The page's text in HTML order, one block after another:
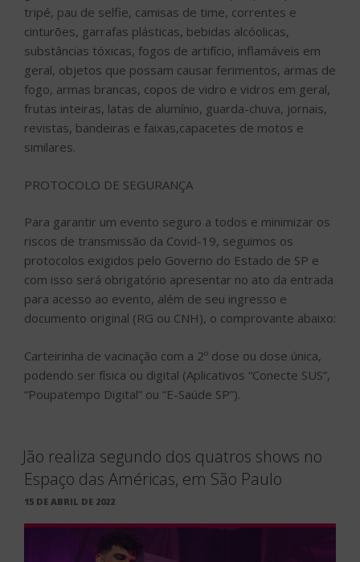
tripé, pau de selfie, camisas de time, correntes e
cinturões, garrafas plásticas, bebidas alcóolicas,
substâncias tóxicas, fogos de artifício, inflamáveis em
geral, objetos que possam causar ferimentos, armas de
fogo, armas brancas, copos de vidro e vidros em geral,
frutas inteiras, latas de alumínio, guarda-chuva, jornais,
revistas, bandeiras e faixas,capacetes de motos e
similares.
PROTOCOLO DE SEGURANÇA
Para garantir um evento seguro a todos e minimizar os
riscos de transmissão da Covid-19, seguimos os
protocolos exigidos pelo Governo do Estado de SP e
com isso será obrigatório apresentar no ato da entrada
para acesso ao evento, além de seu ingresso e
documento original (RG ou CNH), o comprovante abaixo:
Carteirinha de vacinação com a 2º dose ou dose única,
podendo ser física ou digital (Aplicativos “Conecte SUS”,
“Poupatempo Digital” ou “E-Saúde SP”).
Jão realiza segundo dos quatros shows no
Espaço das Américas, em São Paulo
PUBLICADO
15 DE ABRIL DE 2022